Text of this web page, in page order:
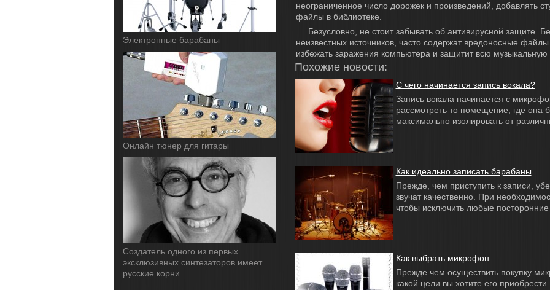
Электронные барабаны
Онлайн тюнер для гитары
Cоздатель одного из первых
эксклюзивных синтезаторов имеет
русские корни
неограниченное число дорожек и произведений, добавлять
файлы в библиотеке.
Безусловно, не стоит забывать об антивирусной защите.
неизвестных источников, часто содержат вредоносные
избежать заражения компьютера и защитит всю музыкальную
Похожие новости:
С чего начинается запись вокала?
Запись вокала начинается с
рассмотреть то помещение, где она
максимально изолировать от
Как идеально записать барабаны
Прежде, чем приступить к записи,
звучат качественно. При
чтобы исключить любые посторонние
Как выбрать микрофон
Прежде чем осуществить покупку
какой цели вы хотите его